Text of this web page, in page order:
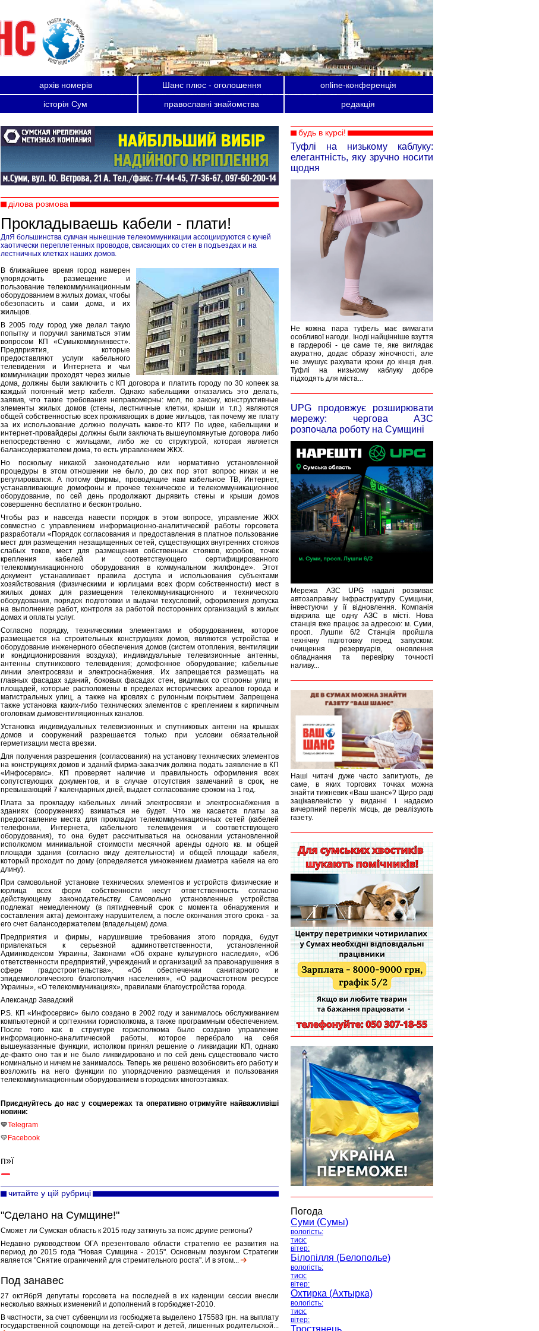
архів номерів Шанс плюс - оголошення
online-конференція
історія Сум православні знайомства редакція
ділова розмова
Прокладываешь кабели - плати!
ДлЯ большинства сумчан нынешние телекоммуникации ассоциируются с кучей
хаотически переплетенных проводов, свисающих со стен в подъездах и на
лестничных клетках наших домов.
В ближайшее время город намерен
упорядочить размещение и
пользование телекоммуникационным
оборудованием в жилых домах, чтобы
обезопасить и сами дома, и их
жильцов.
В 2005 году город уже делал такую
попытку и поручил заниматься этим
вопросом КП «Сумыкоммунинвест».
Предприятия, которые
предоставляют услуги кабельного
телевидения и Интернета и чьи
коммуникации проходят через жилые
дома, должны были заключить с КП договора и платить городу по 30 копеек за
каждый погонный метр кабеля. Однако кабельщики отказались это делать,
заявив, что такие требования неправомерны: мол, по закону, конструктивные
элементы жилых домов (стены, лестничные клетки, крыши и т.п.) являются
общей собственностью всех проживающих в доме жильцов, так почему же плату
за их использование должно получать какое-то КП? По идее, кабельщики и
интернет-провайдеры должны были заключать вышеупомянутые договора либо
непосредственно с жильцами, либо же со структурой, которая является
балансодержателем дома, то есть управлением ЖКХ.
Но поскольку никакой законодательно или нормативно установленной
процедуры в этом отношении не было, до сих пор этот вопрос никак и не
регулировался. А потому фирмы, проводящие нам кабельное ТВ, Интернет,
устанавливающие домофоны и прочее техническое и телекоммуникационное
оборудование, по сей день продолжают дырявить стены и крыши домов
совершенно бесплатно и бесконтрольно.
Чтобы раз и навсегда навести порядок в этом вопросе, управление ЖКХ
совместно с управлением информационно-аналитической работы горсовета
разработали «Порядок согласования и предоставления в платное пользование
мест для размещения незащищенных сетей, существующих внутренних стояков
слабых токов, мест для размещения собственных стояков, коробов, точек
крепления кабелей и соответствующего сертифицированного
телекоммуникационного оборудования в коммунальном жилфонде». Этот
документ устанавливает правила доступа и использования субъектами
хозяйствования (физическими и юрлицами всех форм собственности) мест в
жилых домах для размещения телекоммуникационного и технического
оборудования, порядок подготовки и выдачи техусловий, оформления допуска
на выполнение работ, контроля за работой посторонних организаций в жилых
домах и оплаты услуг.
Согласно порядку, техническими элементами и оборудованием, которое
размещается на строительных конструкциях домов, являются устройства и
оборудование инженерного обеспечения домов (систем отопления, вентиляции
и кондиционирования воздуха); индивидуальные телевизионные антенны,
антенны спутникового телевидения; домофонное оборудование; кабельные
линии электросвязи и электроснабжения. Их запрещается размещать на
главных фасадах зданий, боковых фасадах стен, видимых со стороны улиц и
площадей, которые расположены в пределах исторических ареалов города и
магистральных улиц, а также на кровлях с рулонным покрытием. Запрещена
также установка каких-либо технических элементов с креплением к кирпичным
оголовкам дымовентиляционных каналов.
Установка индивидуальных телевизионных и спутниковых антенн на крышах
домов и сооружений разрешается только при условии обязательной
герметизации места врезки.
Для получения разрешения (согласования) на установку технических элементов
на конструкциях домов и зданий фирма-заказчик должна подать заявление в КП
«Инфосервис». КП проверяет наличие и правильность оформления всех
сопутствующих документов, и в случае отсутствия замечаний в срок, не
превышающий 7 календарных дней, выдает согласование сроком на 1 год.
Плата за прокладку кабельных линий электросвязи и электроснабжения в
зданиях (сооружениях) взиматься не будет. Что же касается платы за
предоставление места для прокладки телекоммуникационных сетей (кабелей
телефонии, Интернета, кабельного телевидения и соответствующего
оборудования), то она будет рассчитываться на основании установленной
исполкомом минимальной стоимости месячной аренды одного кв. м общей
площади здания (согласно виду деятельности) и общей площади кабеля,
который проходит по дому (определяется умножением диаметра кабеля на его
длину).
При самовольной установке технических элементов и устройств физические и
юрлица всех форм собственности несут ответственность согласно
действующему законодательству. Самовольно установленные устройства
подлежат немедленному (в пятидневный срок с момента обнаружения и
составления акта) демонтажу нарушителем, а после окончания этого срока - за
его счет балансодержателем (владельцем) дома.
Предприятия и фирмы, нарушившие требования этого порядка, будут
привлекаться к серьезной админответственности, установленной
Админкодексом Украины, Законами «Об охране культурного наследия», «Об
ответственности предприятий, учреждений и организаций за правонарушения в
сфере градостроительства», «Об обеспечении санитарного и
эпидемиологического благополучия населения», «О радиочастотном ресурсе
Украины», «О телекоммуникациях», правилами благоустройства города.
Александр Завадский
P.S. КП «Инфосервис» было создано в 2002 году и занималось обслуживанием
компьютерной и оргтехники горисполкома, а также программным обеспечением.
После того как в структуре горисполкома было создано управление
информационно-аналитической работы, которое перебрало на себя
вышеуказанные функции, исполком принял решение о ликвидации КП, однако
де-факто оно так и не было ликвидировано и по сей день существовало чисто
номинально и ничем не занималось. Теперь же решено возобновить его работу и
возложить на него функции по упорядочению размещения и пользования
телекоммуникационным оборудованием в городских многоэтажках.
Приєднуйтесь до нас у соцмережах та оперативно отримуйте найважливіші
новини:
💙Telegram
💛 Facebook
п»ї
читайте у цій рубриці
"Сделано на Сумщине!"
Сможет ли Сумская область к 2015 году заткнуть за пояс другие регионы?
Недавно руководством ОГА презентовало области стратегию ее развития на
период до 2015 года "Новая Сумщина - 2015". Основным лозунгом Стратегии
является "Снятие ограничений для стремительного роста". И в этом...
Под занавес
27 октЯбрЯ депутаты горсовета на последней в их каденции сессии внесли
несколько важных изменений и дополнений в горбюджет-2010.
В частности, за счет субвенции из госбюджета выделено 175583 грн. на выплату
государственной соцпомощи на детей-сирот и детей, лишенных родительской...
будь в курсі!
Туфлі на низькому каблуку:
елегантність, яку зручно носити
щодня
Не кожна пара туфель має вимагати
особливої нагоди. Іноді найцінніше взуття
в гардеробі - це саме те, яке виглядає
акуратно, додає образу жіночності, але
не змушує рахувати кроки до кінця дня.
Туфлі на низькому каблуку добре
підходять для міста...
UPG продовжує розширювати
мережу: чергова АЗС
розпочала роботу на Сумщині
Мережа АЗС UPG надалі розвиває
автозаправну інфраструктуру Сумщини,
інвестуючи у її відновлення. Компанія
відкрила ще одну АЗС в місті. Нова
станція вже працює за адресою: м. Суми,
просп. Лушпи 6/2 Станція пройшла
технічну підготовку перед запуском:
очищення резервуарів, оновлення
обладнання та перевірку точності
наливу...
Наші читачі дуже часто запитують, де
саме, в яких торгових точках можна
знайти тижневик «Ваш шанс»? Щиро раді
зацікавленістю у виданні і надаємо
вичерпний перелік місць, де реалізують
газету.
Погода
Суми (Сумы)
вологість:
тиск:
вітер:
Білопілля (Белополье)
вологість:
тиск:
вітер:
Охтирка (Ахтырка)
вологість:
тиск:
вітер:
Тростянець